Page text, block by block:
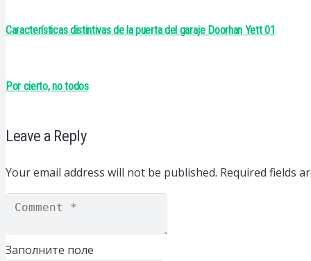
Características distintivas de la puerta del garaje Doorhan Yett 01
Por cierto, no todos
Leave a Reply
Your email address will not be published. Required fields
Заполните поле